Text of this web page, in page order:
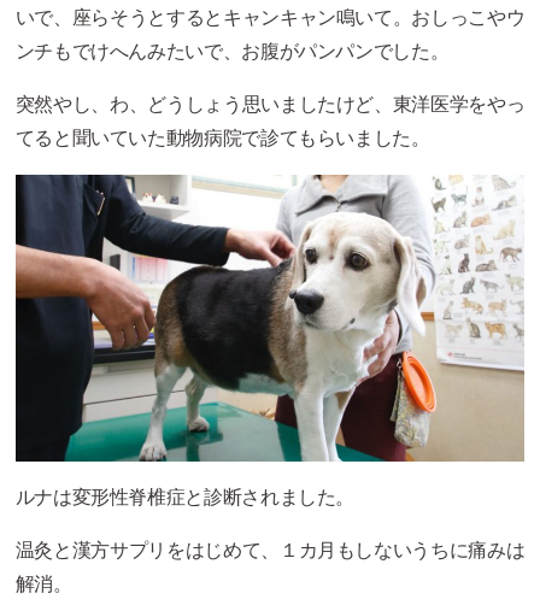
いで、座らそうとするとキャンキャン鳴いて。おしっこやウ
ンチもでけへんみたいで、お腹がパンパンでした。
突然やし、わ、どうしょう思いましたけど、東洋医学をやっ
てると聞いていた動物病院で診てもらいました。
ルナは変形性脊椎症と診断されました。
温灸と漢方サプリをはじめて、１カ月もしないうちに痛みは
解消。